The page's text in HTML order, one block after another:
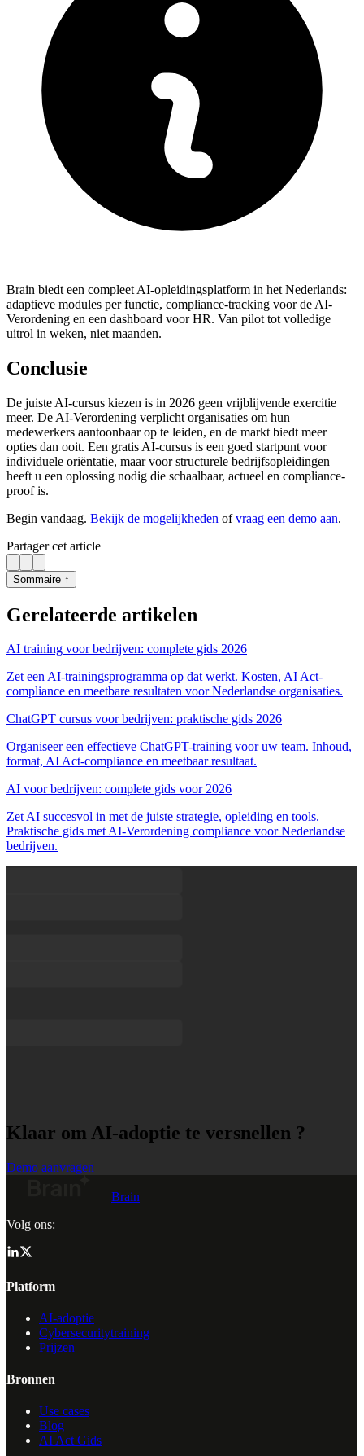
Brain biedt een compleet AI-opleidingsplatform in het Nederlands:
adaptieve modules per functie, compliance-tracking voor de AI-
Verordening en een dashboard voor HR. Van pilot tot volledige
uitrol in weken, niet maanden.
Conclusie
De juiste AI-cursus kiezen is in 2026 geen vrijblijvende exercitie
meer. De AI-Verordening verplicht organisaties om hun
medewerkers aantoonbaar op te leiden, en de markt biedt meer
opties dan ooit. Een gratis AI-cursus is een goed startpunt voor
individuele oriëntatie, maar voor structurele bedrijfsopleidingen
heeft u een oplossing nodig die schaalbaar, actueel en compliance-
proof is.
Begin vandaag. Bekijk de mogelijkheden ofvraag een demo aan.
Partager cet article
Sommaire ↑
Gerelateerde artikelen
AI training voor bedrijven: complete gids 2026
Zet een AI-trainingsprogramma op dat werkt. Kosten, AI Act-
compliance en meetbare resultaten voor Nederlandse organisaties.
ChatGPT cursus voor bedrijven: praktische gids 2026
Organiseer een effectieve ChatGPT-training voor uw team. Inhoud,
format, AI Act-compliance en meetbaar resultaat.
AI voor bedrijven: complete gids voor 2026
Zet AI succesvol in met de juiste strategie, opleiding en tools.
Praktische gids met AI-Verordening compliance voor Nederlandse
bedrijven.
Klaar om AI-adoptie te versnellen ?
Demo aanvragen
Brain
Volg ons:
Platform
AI-adoptie
Cybersecuritytraining
Prijzen
Bronnen
Use cases
Blog
AI Act Gids